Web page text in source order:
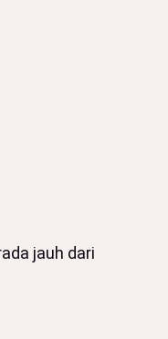
jauh dari